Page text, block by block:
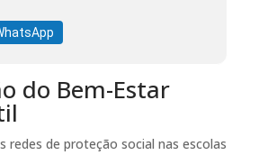
do Bem-Estar
redes de proteção social nas escolas